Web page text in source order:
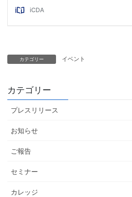
カテゴリー イベント
カテゴリー
プレスリリース
お知らせ
ご報告
セミナー
カレッジ